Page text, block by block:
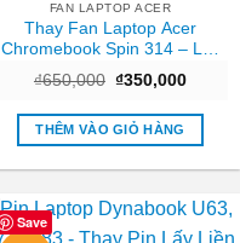
FAN LAPTOP ACER
Thay Fan Laptop Acer
Chromebook Spin 314 – Lấy
₫650,000 Giá
là:
₫650,000.
₫350,000Giá
tại
THÊM VÀO GIỎ HÀNG
Save